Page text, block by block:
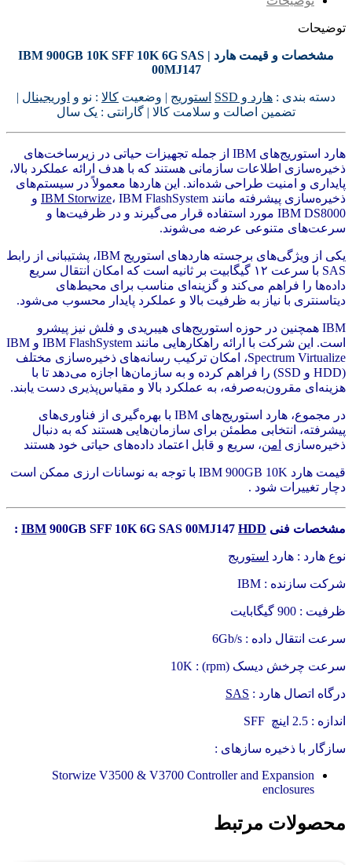
توضیحات
مشخصات و قیمت هارد IBM 900GB 10K SFF 10K 6G SAS |
00MJ147
دسته بندی : هارد و SSD استوریج | وضعیت کالا : نو و اوریجینال |
تضمین اصالت و سلامت کالا | گارانتی : یک سال
هارد استوریج‌های IBM از جمله تجهیزات حیاتی در زیرساخت‌های
ذخیره‌سازی اطلاعات سازمانی هستند که با هدف ارائه عملکرد بالا،
پایداری و امنیت طراحی شده‌اند. این هاردها معمولاً در سیستم‌های
ذخیره‌سازی پیشرفته مانند
IBM Storwize ، IBM FlashSystem و
IBM DS8000 مورد استفاده قرار می‌گیرند و در ظرفیت‌ها و
سرعت‌های متنوعی عرضه می‌شوند.
یکی از ویژگی‌های برجسته هاردهای استوریج IBM، پشتیبانی از رابط
SAS با سرعت ۱۲ گیگابیت بر ثانیه است که امکان انتقال سریع
داده‌ها را فراهم می‌کند و گزینه‌ای مناسب برای محیط‌های
دیتاسنتری با نیاز به ظرفیت بالا و عملکرد پایدار محسوب می‌شود.
IBM همچنین در حوزه استوریج‌های هیبریدی و فلش نیز پیشرو
است. این شرکت با ارائه راهکارهایی مانند IBM FlashSystem و IBM
Spectrum Virtualize، امکان ترکیب رسانه‌های ذخیره‌سازی مختلف
(HDD و SSD) را فراهم کرده و به سازمان‌ها اجازه می‌دهد تا با
هزینه‌ای مقرون‌به‌صرفه، به عملکرد بالا و مقیاس‌پذیری دست یابند.
در مجموع، هارد استوریج‌های IBM با بهره‌گیری از فناوری‌های
پیشرفته، انتخابی مطمئن برای سازمان‌هایی هستند که به دنبال
ذخیره‌سازی امن، سریع و قابل اعتماد داده‌های حیاتی خود هستند
قیمت هارد IBM 900GB 10K با توجه به نوسانات ارزی ممکن است
دچار تغییرات شود .
مشخصات فنی IBM 900GB SFF 10K 6G SAS 00MJ147 HDD
:
نوع هارد : هارد استوریج
شرکت سازنده : IBM
ظرفیت : 900 گیگابایت
سرعت انتقال داده : 6Gb/s
سرعت چرخش دیسک (rpm) : 10K
درگاه اتصال هارد : SAS
اندازه : 2.5 اینچ SFF
سازگار با ذخیره سازهای :
Storwize V3500 & V3700 Controller and Expansion
enclosures
محصولات مرتبط